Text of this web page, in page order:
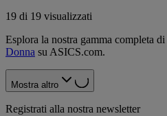
19 di 19 visualizzati
Esplora la nostra gamma completa di
Donna su ASICS.com.
Mostra altro
Registrati alla nostra newsletter